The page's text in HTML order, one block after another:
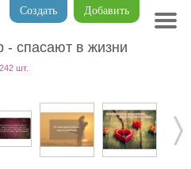
Добавить
Создать
спасают в жизни
242 шт.